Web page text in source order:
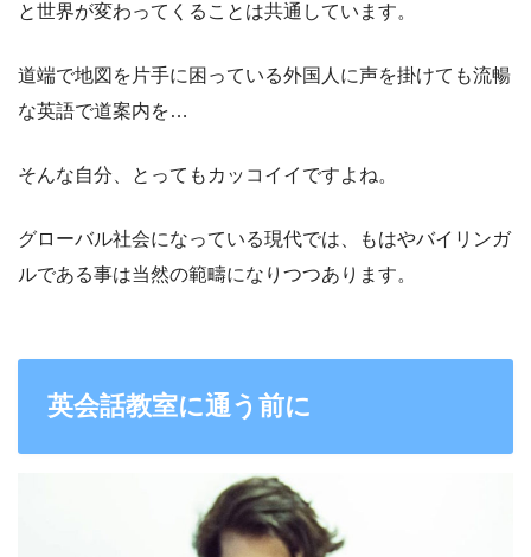
と世界が変わってくることは共通しています。
道端で地図を片手に困っている外国人に声を掛けても流暢
な英語で道案内を…
そんな自分、とってもカッコイイですよね。
グローバル社会になっている現代では、もはやバイリンガ
ルである事は当然の範疇になりつつあります。
英会話教室に通う前に